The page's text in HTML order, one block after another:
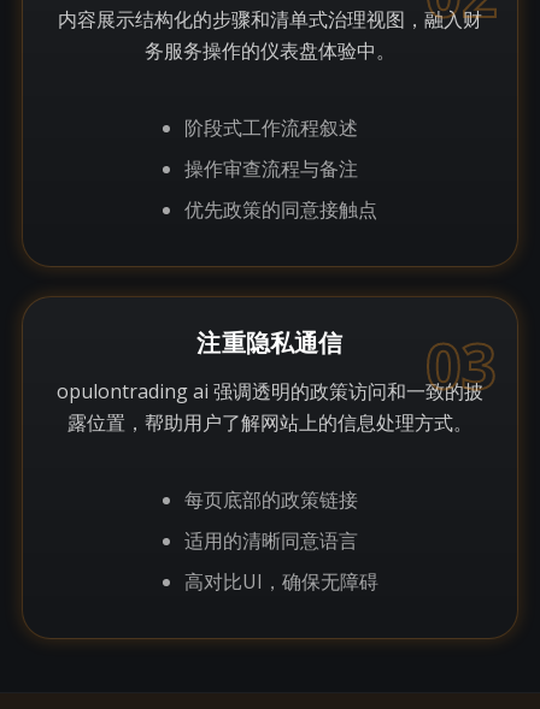
内容展示结构化的步骤和清单式治理视图，融入财
务服务操作的仪表盘体验中。
阶段式工作流程叙述
操作审查流程与备注
优先政策的同意接触点
03
注重隐私通信
opulontrading ai 强调透明的政策访问和一致的披
露位置，帮助用户了解网站上的信息处理方式。
每页底部的政策链接
适用的清晰同意语言
高对比UI，确保无障碍